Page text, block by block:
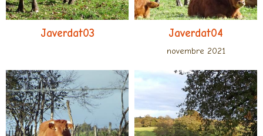
Javerdat03 Javerdat04
novembre 2021